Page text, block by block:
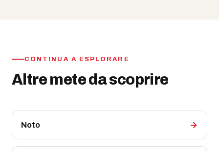
CONTINUA A ESPLORARE
Altre mete da scoprire
Noto